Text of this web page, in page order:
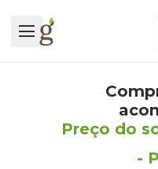
Preço do
-